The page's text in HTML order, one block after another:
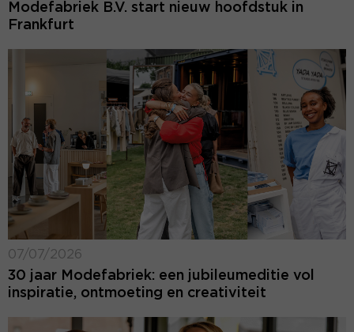
Modefabriek B.V. start nieuw hoofdstuk in
Frankfurt
07/07/2026
30 jaar Modefabriek: een jubileumeditie vol
inspiratie, ontmoeting en creativiteit